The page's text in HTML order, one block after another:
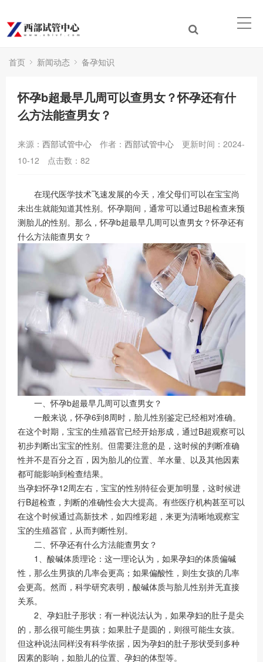
首页 新闻动态 备孕知识
怀孕b超最早几周可以查男女？怀孕还有什
么方法能查男女？
来源： 西部试管中心 作者： 西部试管中心
更新时间：2024-
10-12
点击数： 82
在现代医学技术飞速发展的今天，准父母们可以在宝宝尚
未出生就能知道其性别。怀孕期间，通常可以通过B超检查来预
测胎儿的性别。那么，怀孕b超最早几周可以查男女？怀孕还有
什么方法能查男女？
一、怀孕b超最早几周可以查男女？
一般来说，怀孕6到8周时，胎儿性别鉴定已经相对准确。
在这个时期，宝宝的生殖器官已经开始形成，通过B超观察可以
初步判断出宝宝的性别。但需要注意的是，这时候的判断准确
性并不是百分之百，因为胎儿的位置、羊水量、以及其他因素
都可能影响到检查结果。
当孕妇怀孕12周左右，宝宝的性别特征会更加明显，这时候进
行B超检查，判断的准确性会大大提高。有些医疗机构甚至可以
在这个时候通过高新技术，如四维彩超，来更为清晰地观察宝
宝的生殖器官，从而判断性别。
二、怀孕还有什么方法能查男女？
1、酸碱体质理论：这一理论认为，如果孕妇的体质偏碱
性，那么生男孩的几率会更高；如果偏酸性，则生女孩的几率
会更高。然而，科学研究表明，酸碱体质与胎儿性别并无直接
关系。
2、孕妇肚子形状：有一种说法认为，如果孕妇的肚子是尖
的，那么很可能生男孩；如果肚子是圆的，则很可能生女孩。
但这种说法同样没有科学依据，因为孕妇的肚子形状受到多种
因素的影响，如胎儿的位置、孕妇的体型等。